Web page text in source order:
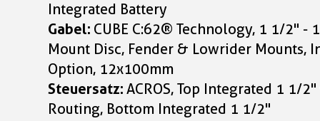
Integrated Battery
Gabel: CUBE C:62® Technology, 1 1/2" -
Mount Disc, Fender & Lowrider Mounts,
Option, 12x100mm
Steuersatz:ACROS, Top Integrated 1 1/
Routing, Bottom Integrated 1 1/2"